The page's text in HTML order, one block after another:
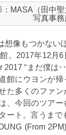
：MASA（田中聖
写真事務
想像もつかない
。2017年12月
2017 “まだ僕は･
館にウヨンが帰
た多くのファ
、今回のツアー
ート。言うまで
(From